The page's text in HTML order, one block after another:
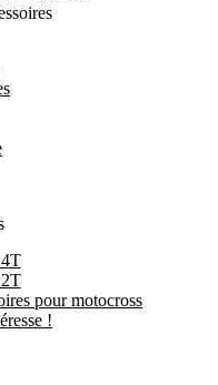
pour motocross
!